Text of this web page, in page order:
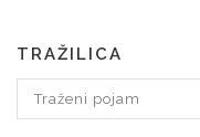
TRAŽILICA